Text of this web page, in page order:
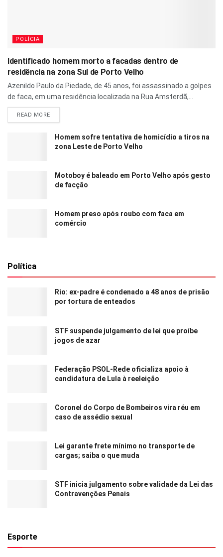
POLÍCIA
Identificado homem morto a facadas dentro de
residência na zona Sul de Porto Velho
Azenildo Paulo da Piedade, de 45 anos, foi assassinado a golpes
de faca, em uma residência localizada na Rua Amsterdã,...
READ MORE
Homem sofre tentativa de homicídio a tiros na
zona Leste de Porto Velho
Motoboy é baleado em Porto Velho após gesto
de facção
Homem preso após roubo com faca em
comércio
Política
Rio: ex-padre é condenado a 48 anos de prisão
por tortura de enteados
STF suspende julgamento de lei que proíbe
jogos de azar
Federação PSOL-Rede oficializa apoio à
candidatura de Lula à reeleição
Coronel do Corpo de Bombeiros vira réu em
caso de assédio sexual
Lei garante frete mínimo no transporte de
cargas; saiba o que muda
STF inicia julgamento sobre validade da Lei das
Contravenções Penais
Esporte